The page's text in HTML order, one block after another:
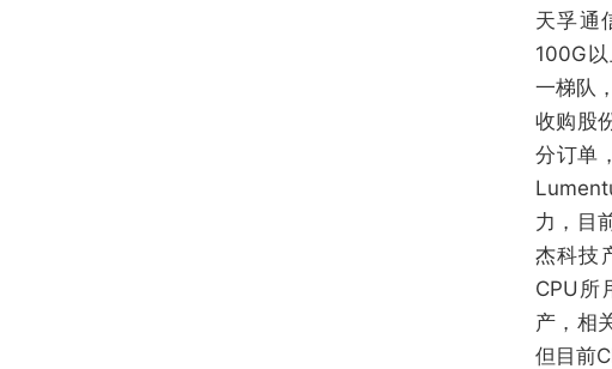
天孚通
100G
一梯队
收购股
分订单
力，目
杰科技
CPU所
产，相
但目前